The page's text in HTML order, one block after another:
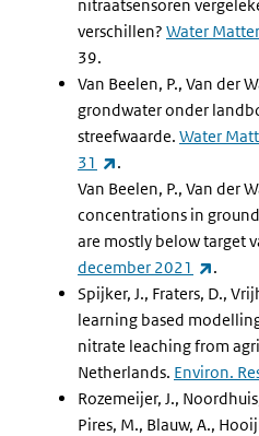
nitraatsensoren
verschillen? Water
39.
Van Beelen, P., Van der
grondwater onder
streefwaarde. Water
31
(externe link)
.
Van Beelen, P., Van der
concentrations in
are mostly below target
december 2021
.
Spijker, J., Fraters, D.,
learning based
nitrate leaching from
Netherlands. Environ.
Rozemeijer, J.,
Pires, M., Blauw, A.,